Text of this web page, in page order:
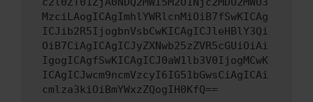
MzciLAogICAgImhlYWRlcnMiOiB7fSwKICAg
ICJib2R5IjogbnVsbCwKICAgICJleHBlY3Qi
OiB7CiAgICAgICJyZXNwb25zZVR5cGUiOiAi
IgogICAgfSwKICAgICJ0aW1lb3V0IjogMCwK
ICAgICJwcm9ncmVzcyI6IG51bGwsCiAgICAi
cmlza3kiOiBmYWxzZQogIH0KfQ==